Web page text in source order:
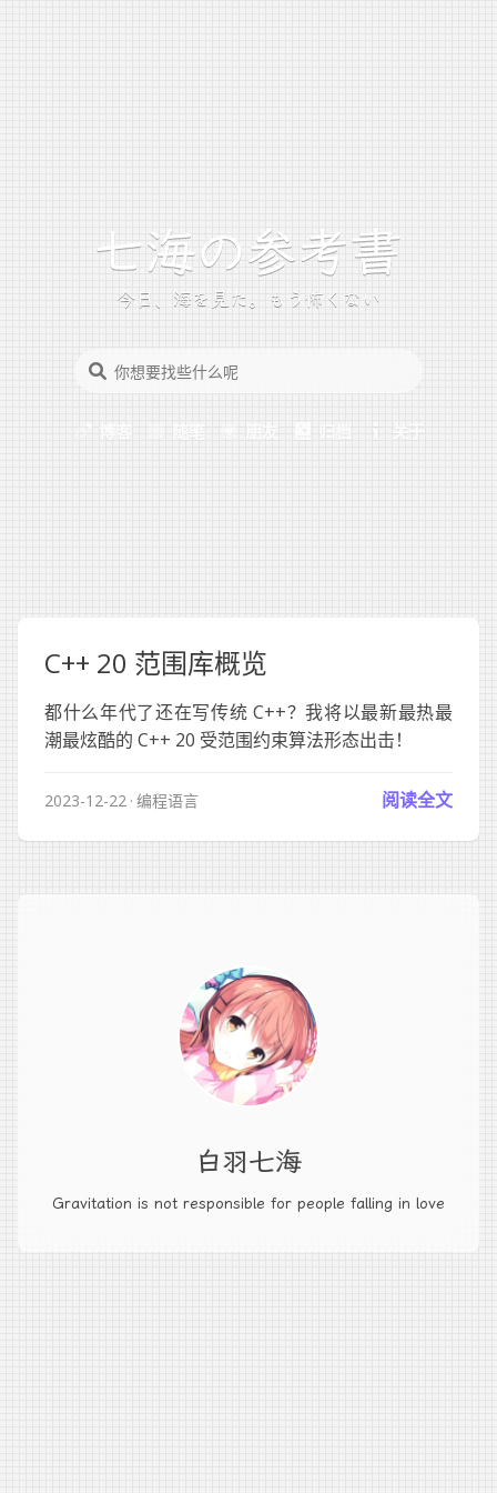
今日、海を見た。もう怖くない
博客 随笔 朋友 归档 关于
C++ 20 范围库概览
都什么年代了还在写传统 C++？我将以最新最热最
潮最炫酷的 C++ 20 受范围约束算法形态出击！
2023-12-22 编程语言 阅读全文
白羽七海
Gravitation is not responsible for people falling in love